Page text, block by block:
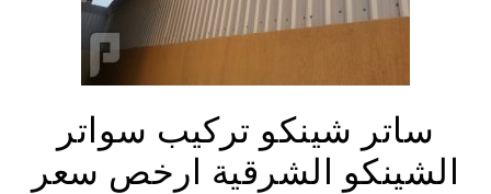
ساتر شينكو تركيب سواتر
الشينكو الشرقية ارخص سعر